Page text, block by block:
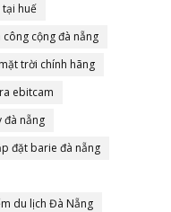
huế
công cộng đà nẵng
trời chính hãng
ebitcam
đà nẵng
đặt barie đà nẵng
du lịch Đà Nẵng